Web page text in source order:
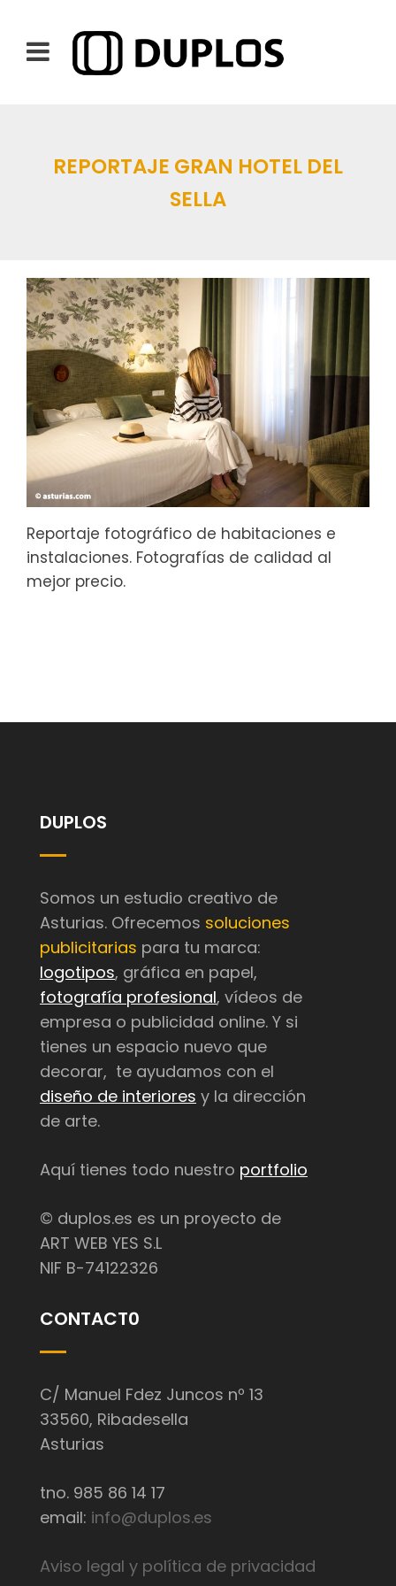
REPORTAJE GRAN HOTEL DEL
SELLA
Reportaje fotográfico de habitaciones e
instalaciones. Fotografías de calidad al
mejor precio.
DUPLOS
Somos un estudio creativo de
Asturias. Ofrecemos soluciones
publicitarias para tu marca:
logotipos, gráfica en papel,
fotografía profesional, vídeos de
empresa o publicidad online. Y si
tienes un espacio nuevo que
decorar, te ayudamos con el
diseño de interiores y la dirección
de arte.
Aquí tienes todo nuestro portfolio
© duplos.es es un proyecto de
ART WEB YES S.L
NIF B-74122326
CONTACT0
C/ Manuel Fdez Juncos nº 13
33560, Ribadesella
Asturias
tno. 985 86 14 17
email: info@duplos.es
Aviso legal y política de privacidad